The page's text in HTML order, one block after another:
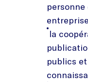
personne
la
publics